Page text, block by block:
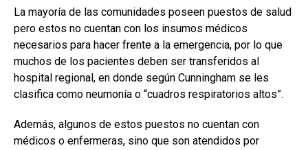
La mayoría de las comunidades poseen puestos de salud
pero estos no cuentan con los insumos médicos
necesarios para hacer frente a la emergencia, por lo que
muchos de los pacientes deben ser transferidos al
hospital regional, en donde según Cunningham se les
clasifica como neumonía o “cuadros respiratorios altos”.
Además, algunos de estos puestos no cuentan con
médicos o enfermeras, sino que son atendidos por